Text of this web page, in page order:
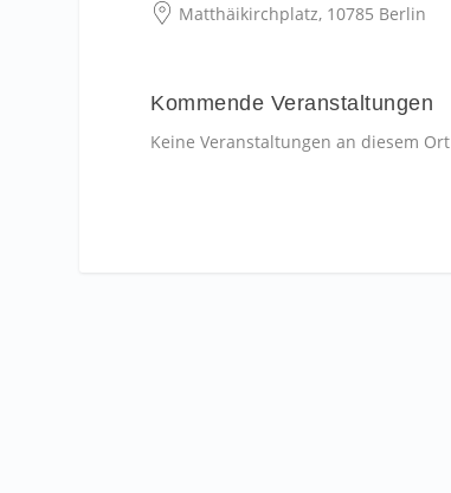
Matthäikirchplatz, 10785 Berlin
Kommende Veranstaltungen
Keine Veranstaltungen an diesem Ort